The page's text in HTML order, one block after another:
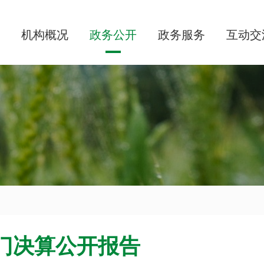
机构概况 政务公开 政务服务 互动交
决算公开报告